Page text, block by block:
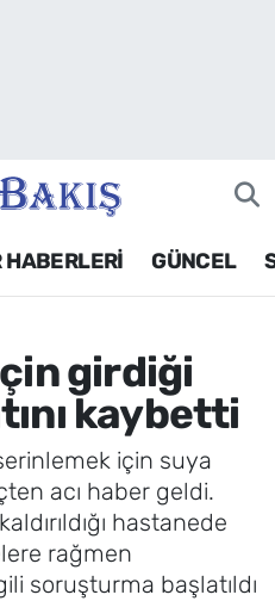
HABERLERİ GÜNCEL
girdiği
kaybetti
için suya
acı haber geldi.
hastanede
rağmen
soruşturma başlatıldı